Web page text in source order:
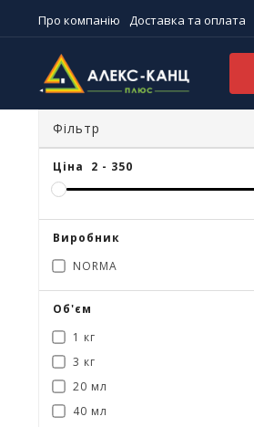
Про компанію Доставка та оплата
Фільтр
Ціна 2 - 350
Виробник
NORMA
Об'єм
1 кг
3 кг
20 мл
40 мл